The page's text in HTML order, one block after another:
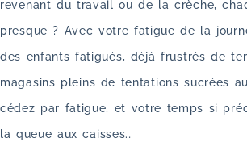
revenant du travail ou de la crèche,
presque ? Avec votre fatigue de la
des enfants fatigués, déjà frustrés de
magasins pleins de tentations sucrées
cédez par fatigue, et votre temps si
la queue aux caisses…